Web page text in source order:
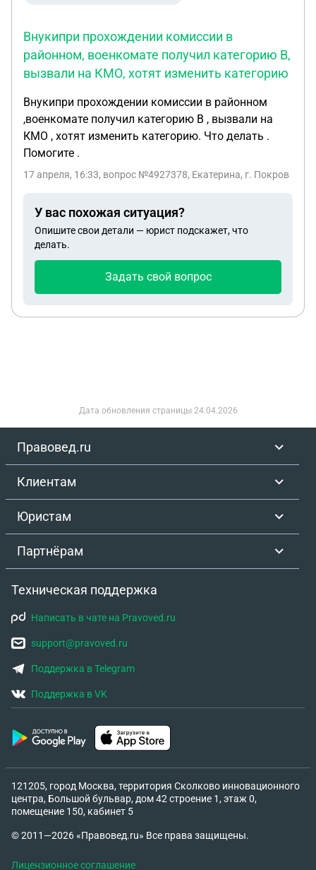
Внукипри прохождении комиссии в
районном, военкомате получил категорию В,
вызвали на КМО, хотят изменить категорию
Внукипри прохождении комиссии в районном
,военкомате получил категорию В , вызвали на
КМО , хотят изменить категорию. Что делать .
Помогите .
17 апреля, 16:33, вопрос №4927378, Екатерина, г. Покров
У вас похожая ситуация?
Опишите свои детали — юрист подскажет, что
делать.
Задать свой вопрос
Дата обновления страницы 24.04.2026
Правовед.ru
Клиентам
Юристам
Партнёрам
Техническая поддержка
Написать в чате на Pravoved.ru
support@pravoved.ru
Поддержка в Telegram
Поддержка в VK
121205, город Москва, территория Сколково инновационного
центра, Большой бульвар, дом 42 строение 1, этаж 0,
помещение 150, кабинет 5
© 2011—2026 «Правовед.ru» Все права защищены.
Лицензионное соглашение